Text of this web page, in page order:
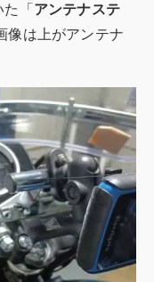
「 アンテナステ
像は上がアンテナ